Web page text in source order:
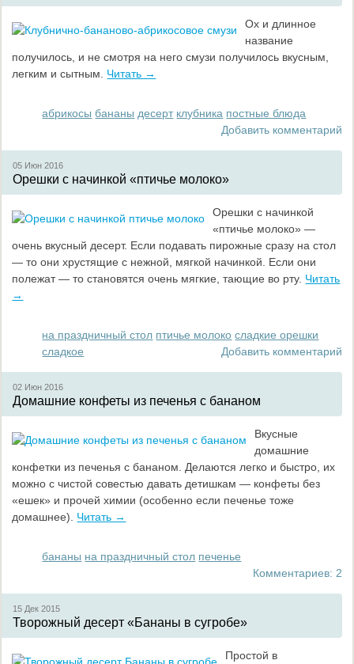
Ох и длинное
название
получилось, и не смотря на него смузи получилось вкусным,
легким и сытным.
Читать →
абрикосы бананы десерт клубника постные блюда
Добавить комментарий
05 Июн2016
Орешки с начинкой «птичье молоко»
Орешки с начинкой
«птичье молоко» —
очень вкусный десерт. Если подавать пирожные сразу на стол
— то они хрустящие с нежной, мягкой начинкой. Если они
полежат — то становятся очень мягкие, тающие во рту. Читать
→
на праздничный стол птичье молоко сладкие орешки
сладкое
Добавить комментарий
02 Июн2016
Домашние конфеты из печенья с бананом
Вкусные
домашние
конфетки из печенья с бананом. Делаются легко и быстро, их
можно с чистой совестью давать детишкам — конфеты без
«ешек» и прочей химии (особенно если печенье тоже
домашнее).
Читать →
бананы на праздничный стол печенье
Комментариев: 2
15 Дек2015
Творожный десерт «Бананы в сугробе»
Простой в